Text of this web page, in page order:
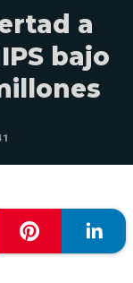
a
bajo